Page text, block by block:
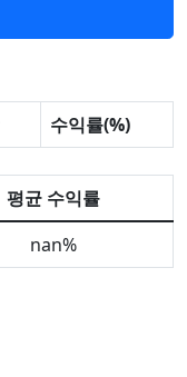
수익률(%)
평균 수익률
nan%